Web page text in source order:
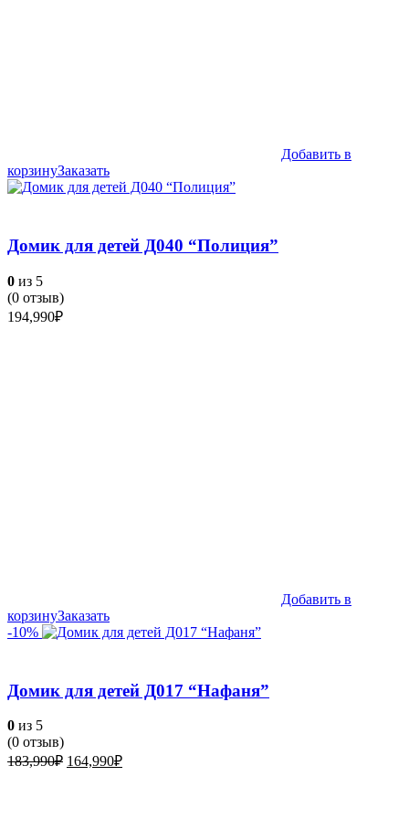
Добавить в
корзинуЗаказать
Домик для детей Д040 “Полиция”
0 из 5
(0 отзыв)
194,990₽
Добавить в
корзинуЗаказать
-10%
Домик для детей Д017 “Нафаня”
0 из 5
(0 отзыв)
183,990₽ Первоначальная
164,990₽Текущая